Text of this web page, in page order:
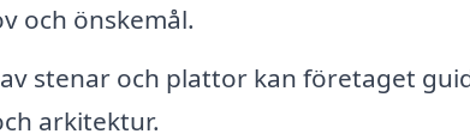
och önskemål.
stenar och plattor kan företaget
arkitektur.